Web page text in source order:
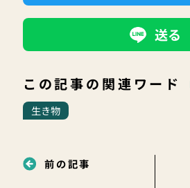
送る
この記事の関連ワード
生き物
前の記事